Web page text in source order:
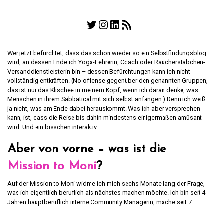
Twitter
Instagram
LinkedIn
RSS Feed
Wer jetzt befürchtet, dass das schon wieder so ein Selbstfindungsblog
wird, an dessen Ende ich Yoga-Lehrerin, Coach oder Räucherstäbchen-
Versanddienstleisterin bin – dessen Befürchtungen kann ich nicht
vollständig entkräften. (No offense gegenüber den genannten Gruppen,
das ist nur das Klischee in meinem Kopf, wenn ich daran denke, was
Menschen in ihrem Sabbatical mit sich selbst anfangen.) Denn ich weiß
ja nicht, was am Ende dabei herauskommt. Was ich aber versprechen
kann, ist, dass die Reise bis dahin mindestens einigermaßen amüsant
wird. Und ein bisschen interaktiv.
Aber von vorne – was ist die
Mission to Moni?
Auf der Mission to Moni widme ich mich sechs Monate lang der Frage,
was ich eigentlich beruflich als nächstes machen möchte. Ich bin seit 4
Jahren hauptberuflich interne Community Managerin, mache seit 7